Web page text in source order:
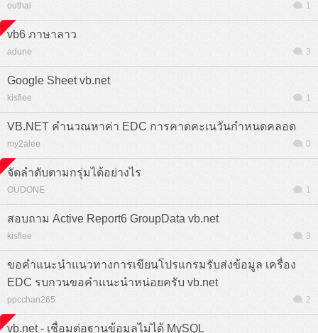
outhai 1
vb6 ภาษาลาว
adune 3
Google Sheet vb.net
kisflee 1
VB.NET คำนวณหาค่า EDC การคาดคะเนวันกำหนดคลอด
my2alee 0
จัดลำดับตามกรุ่มได้อย่างไร
OUDONE 1
สอบถาม Active Report6 GroupData vb.net
kisflee 3
ขอคำแนะนำแนวทางการเขียนโปรแกรมรับส่งข้อมูล เครื่อง
EDC รบกวนขอคำแนะนำหน่อยครับ vb.net
ppcchan265 2
vb.net - เชื่อมต่อฐานข้อมูลไม่ได้ MySQL